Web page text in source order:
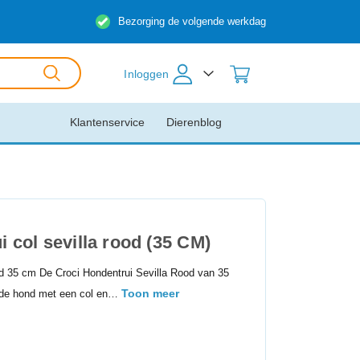
Bezorging de volgende werkdag
Inloggen
Dierenblog
Klantenservice
col sevilla rood (35 CM)
35 cm De Croci Hondentrui Sevilla Rood van 35
hond met een col en… Toon meer